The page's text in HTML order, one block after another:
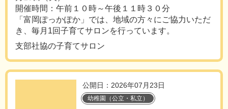
開催時間：午前１０時～午後１１時３０分
「富岡ぽっかぽか」では、地域の方々にご協力いただ
き、毎月1回子育てサロンを行っています。
支部社協の子育てサロン
公開日：2026年07月23日
幼稚園（公立・私立）